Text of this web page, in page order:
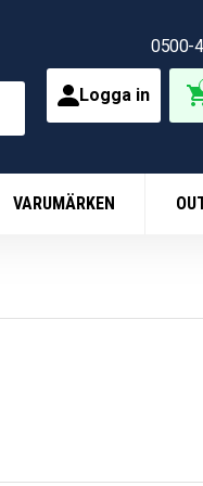
0500-
Logga in
VARUMÄRKEN